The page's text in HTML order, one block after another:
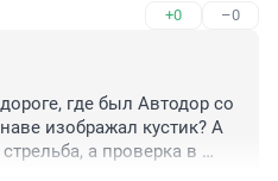
+0 –0
где был Автодор со
изображал кустик? А
а проверка в